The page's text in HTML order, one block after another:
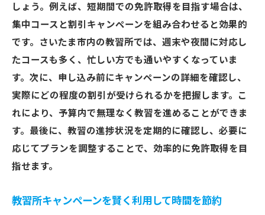
しょう。例えば、短期間での免許取得を目指す場合は、
集中コースと割引キャンペーンを組み合わせると効果的
です。さいたま市内の教習所では、週末や夜間に対応し
たコースも多く、忙しい方でも通いやすくなっていま
す。次に、申し込み前にキャンペーンの詳細を確認し、
実際にどの程度の割引が受けられるかを把握します。こ
れにより、予算内で無理なく教習を進めることができま
す。最後に、教習の進捗状況を定期的に確認し、必要に
応じてプランを調整することで、効率的に免許取得を目
指せます。
教習所キャンペーンを賢く利用して時間を節約